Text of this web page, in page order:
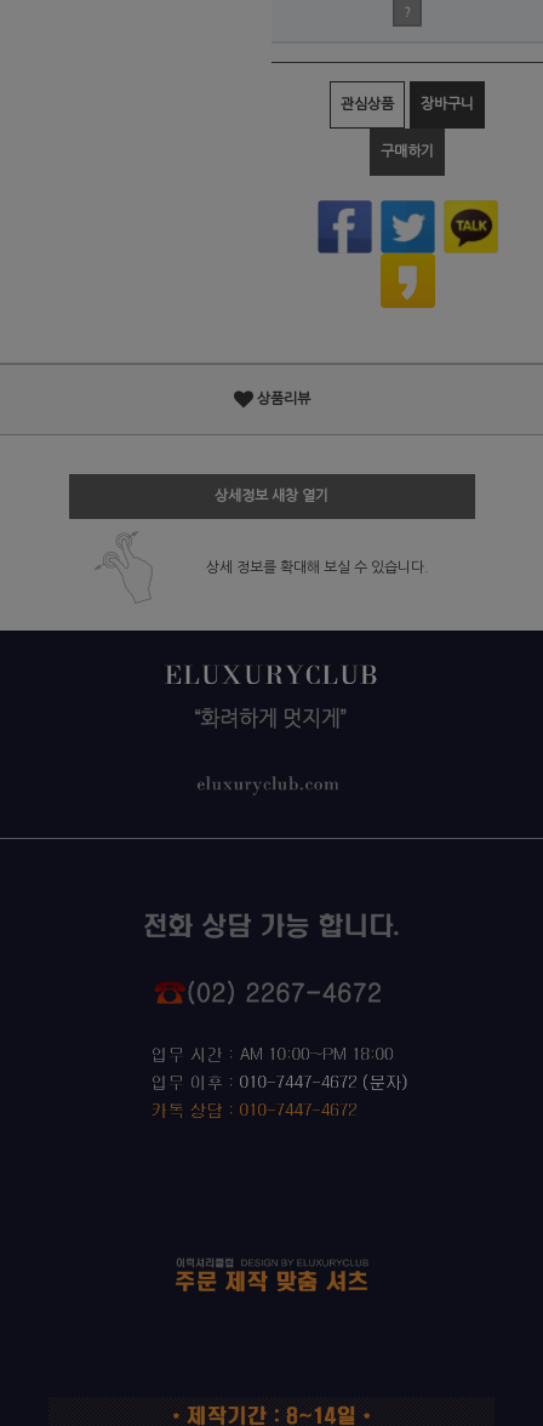
?
관심상품 장바구니
구매하기
상품리뷰
상세정보 새창 열기
상세 정보를 확대해 보실 수 있습니다.